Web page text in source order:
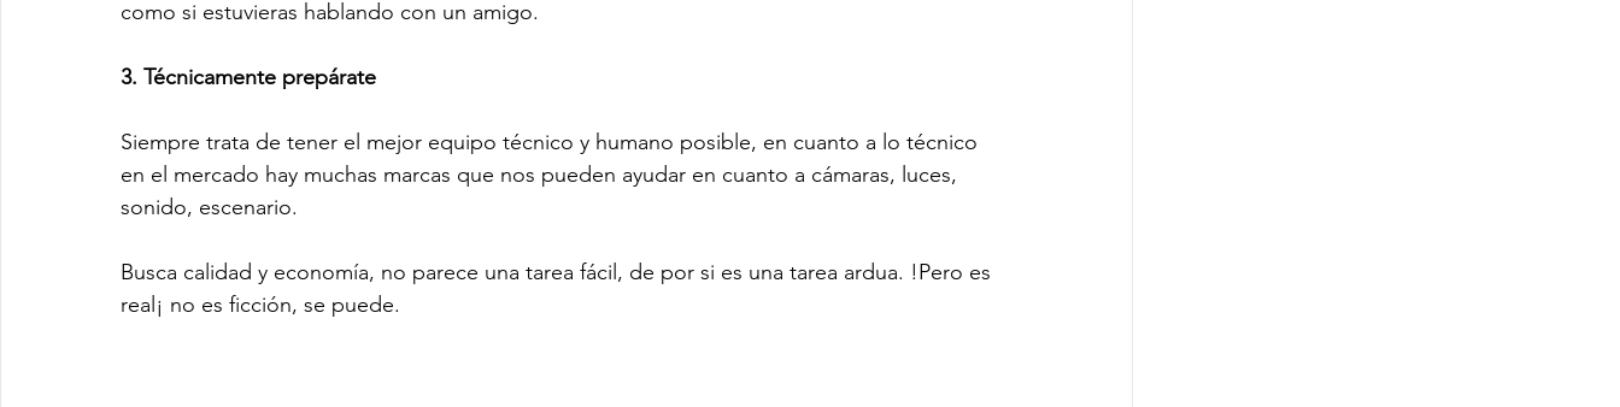
como si estuvieras hablando con un amigo.
3. Técnicamente prepárate
Siempre trata de tener el mejor equipo técnico y humano posible, en cuanto a lo técnico
en el mercado hay muchas marcas que nos pueden ayudar en cuanto a cámaras, luces,
sonido, escenario.
Busca calidad y economía, no parece una tarea fácil, de por si es una tarea ardua. !Pero es
real¡ no es ficción, se puede.